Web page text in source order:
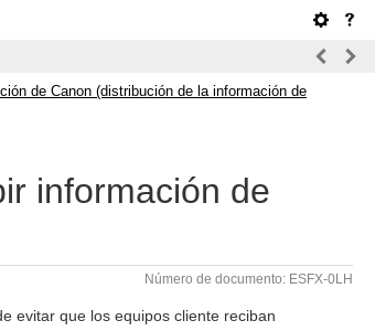
de Canon (distribución de la información de
información de
Número de documento: ESFX-0LH
evitar que los equipos cliente reciban